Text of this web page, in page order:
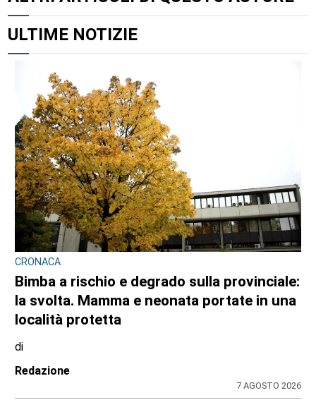
ULTIME NOTIZIE
CRONACA
Bimba a rischio e degrado sulla provinciale:
la svolta. Mamma e neonata portate in una
località protetta
di
Redazione
7 AGOSTO 2026